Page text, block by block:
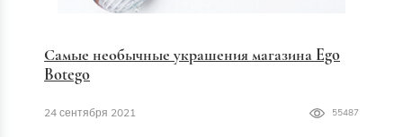
Самые необычные украшения магазина Ego
Botego
24 сентября 2021 55487